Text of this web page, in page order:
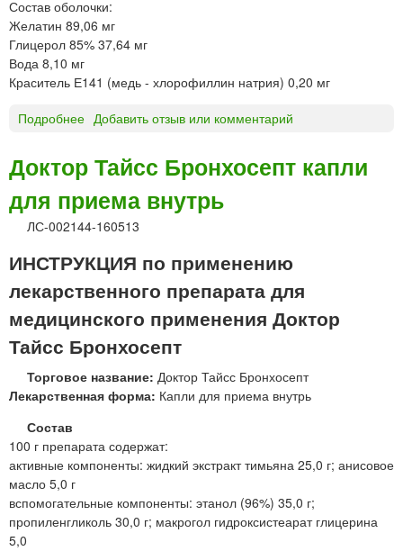
т
м
а
ь
н
р
у
н
г
о
р
и
м
е
н
я
и
Состав оболочки:
Желатин 89,06 мг
Глицерол 85% 37,64 мг
Вода 8,10 мг
Краситель Е141 (медь - хлорофиллин натрия) 0,20 мг
Подробнее
К
Т
О
Р
А
Й
С
А
Н
И
С
Добавить отзыв или комментарий
Доктор Тайсс Бронхосепт капли
для приема внутрь
ЛС-002144-160513
ИНСТРУКЦИЯ по применению
лекарственного препарата для
медицинского применения Доктор
Тайсс Бронхосепт
Торговое название: Доктор Тайсс Бронхосепт
Лекарственная форма: Капли для приема внутрь
Состав
100 г препарата содержат:
активные компоненты: жидкий экстракт тимьяна 25,0 г; анисовое
масло 5,0 г
вспомогательные компоненты: этанол (96%) 35,0 г;
пропиленгликоль 30,0 г; макрогол гидроксистеарат глицерина
5,0